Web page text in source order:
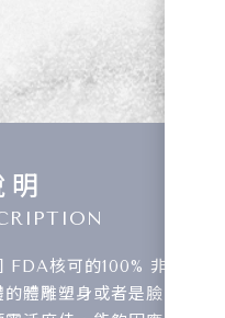
核可的100% 非侵入
體雕塑身或者是臉部緊